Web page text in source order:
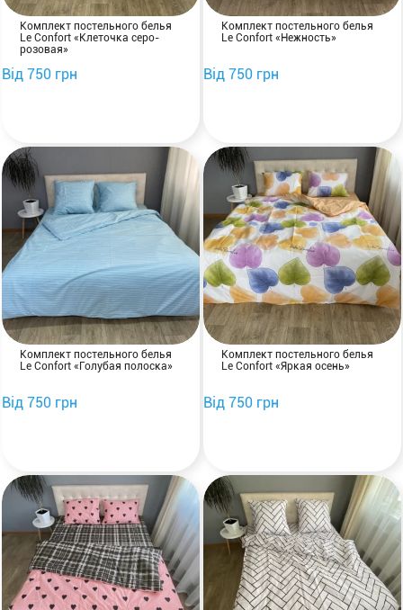
Комплект постельного белья
Le Confort «Клеточка серо-
розовая»
Від 750 грн
Комплект постельного белья
Le Confort «Нежность»
Від 750 грн
Комплект постельного белья
Le Confort «Голубая полоска»
Від 750 грн
Комплект постельного белья
Le Confort «Яркая осень»
Від 750 грн